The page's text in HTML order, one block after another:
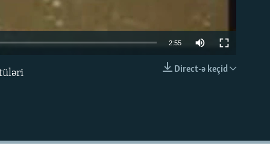
2:55
Direct-ə keçid